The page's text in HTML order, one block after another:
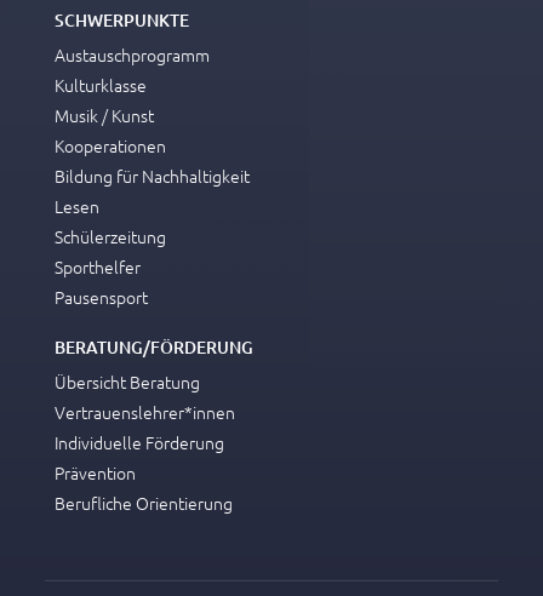
SCHWERPUNKTE
Austauschprogramm
Kulturklasse
Musik / Kunst
Kooperationen
Bildung für Nachhaltigkeit
Lesen
Schülerzeitung
Sporthelfer
Pausensport
BERATUNG/FÖRDERUNG
Übersicht Beratung
Vertrauenslehrer*innen
Individuelle Förderung
Prävention
Berufliche Orientierung